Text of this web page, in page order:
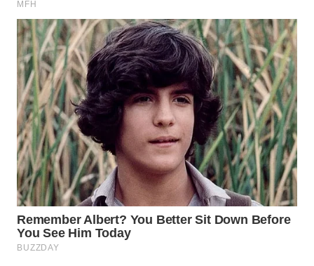
KUNINGAN
WN
MAJALENGKA
WN
SUBANG
WN
SUKABUMI
WN
PURWAKARTA